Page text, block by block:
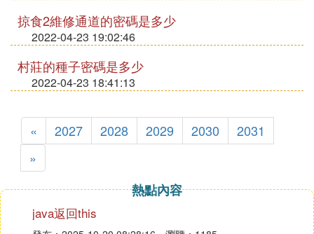
掠食2維修通道的密碼是多少
2022-04-23 19:02:46
村莊的種子密碼是多少
2022-04-23 18:41:13
« 2027 2028 2029 2030
2031
»
熱點內容
java返回this